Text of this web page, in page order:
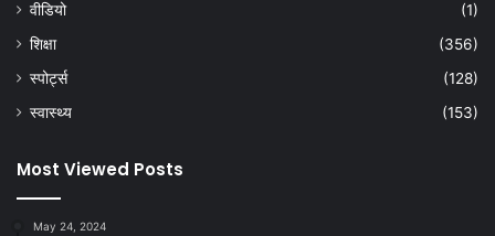
वीडियो
(1)
शिक्षा
(356)
स्पोर्ट्स
(128)
स्वास्थ्य
(153)
Most Viewed Posts
May 24, 2024